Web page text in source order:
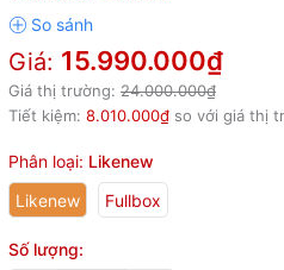
Giá: 15.990.000₫
Giá thị trường: 24.000.000₫
Tiết kiệm: 8.010.000₫ so với giá thị
Phân loại: Likenew
Likenew
Fullbox
Số lượng: